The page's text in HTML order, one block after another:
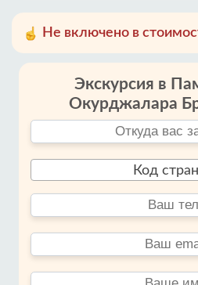
Не включено в
Экскурсия в
Окурджалара
Код